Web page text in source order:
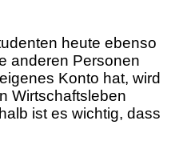
heute ebenso
anderen Personen
Konto hat, wird
Wirtschaftsleben
ist es wichtig, dass